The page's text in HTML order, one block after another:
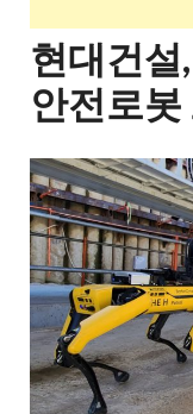
현대건설
안전로봇